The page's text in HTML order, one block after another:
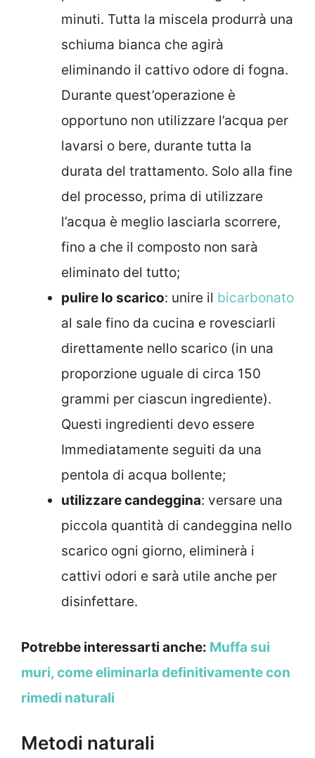
minuti. Tutta la miscela produrrà una
schiuma bianca che agirà
eliminando il cattivo odore di fogna.
Durante quest’operazione è
opportuno non utilizzare l’acqua per
lavarsi o bere, durante tutta la
durata del trattamento. Solo alla fine
del processo, prima di utilizzare
l’acqua è meglio lasciarla scorrere,
fino a che il composto non sarà
eliminato del tutto;
pulire lo scarico: unire il bicarbonato
al sale fino da cucina e rovesciarli
direttamente nello scarico (in una
proporzione uguale di circa 150
grammi per ciascun ingrediente).
Questi ingredienti devo essere
Immediatamente seguiti da una
pentola di acqua bollente;
utilizzare candeggina: versare una
piccola quantità di candeggina nello
scarico ogni giorno, eliminerà i
cattivi odori e sarà utile anche per
disinfettare.
Potrebbe interessarti anche: Muffa sui
muri, come eliminarla definitivamente con
rimedi naturali
Metodi naturali